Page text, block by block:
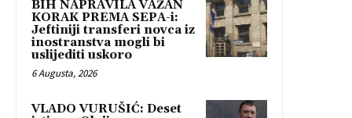
BIH NAPRAVILA VAŽAN
KORAK PREMA SEPA-i:
Jeftiniji transferi novca iz
inostranstva mogli bi
uslijediti uskoro
6 Augusta, 2026
VLADO VURUŠIĆ: Deset